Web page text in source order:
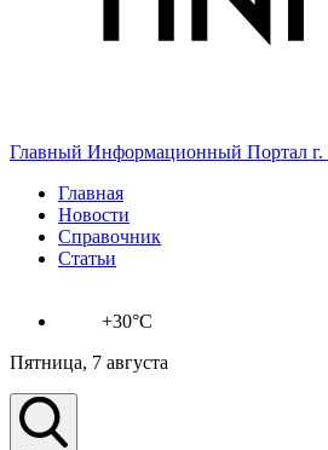
Главный Информационный Портал г.
Главная
Новости
Справочник
Статьи
+30°C
Пятница, 7 августа